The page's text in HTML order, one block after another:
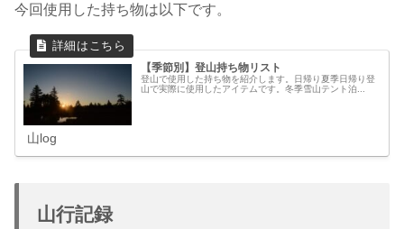
今回使用した持ち物は以下です。
【季節別】登山持ち物リスト
登山で使用した持ち物を紹介します。日帰り夏季日帰り登
山で実際に使用したアイテムです。冬季雪山テント泊...
山log
山行記録